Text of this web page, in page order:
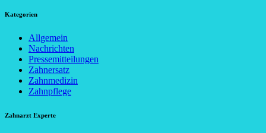
Kategorien
Allgemein
Nachrichten
Pressemitteilungen
Zahnersatz
Zahnmedizin
Zahnpflege
Zahnarzt Experte